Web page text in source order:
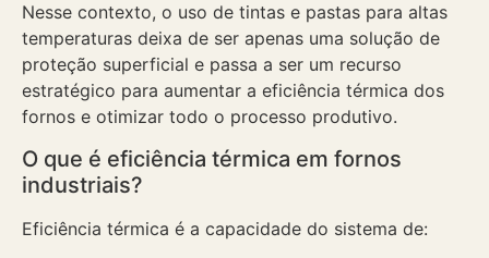
Nesse contexto, o uso de tintas e pastas para altas
temperaturas deixa de ser apenas uma solução de
proteção superficial e passa a ser um recurso
estratégico para aumentar a eficiência térmica dos
fornos e otimizar todo o processo produtivo.
O que é eficiência térmica em fornos
industriais?
Eficiência térmica é a capacidade do sistema de: